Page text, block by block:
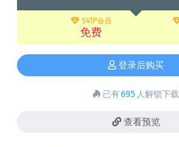
SVIP会员
免费
登录后购买
已有695 人解锁下载
查看预览